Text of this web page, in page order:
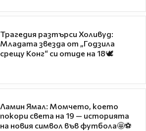
Трагедия разтърси Холивуд:
Младата звезда от „Годзила
срещу Конг“ си отиде на 18🕊️
Ламин Ямал: Момчето, което
покори света на 19 — историята
на новия символ във футбола🤩⚽